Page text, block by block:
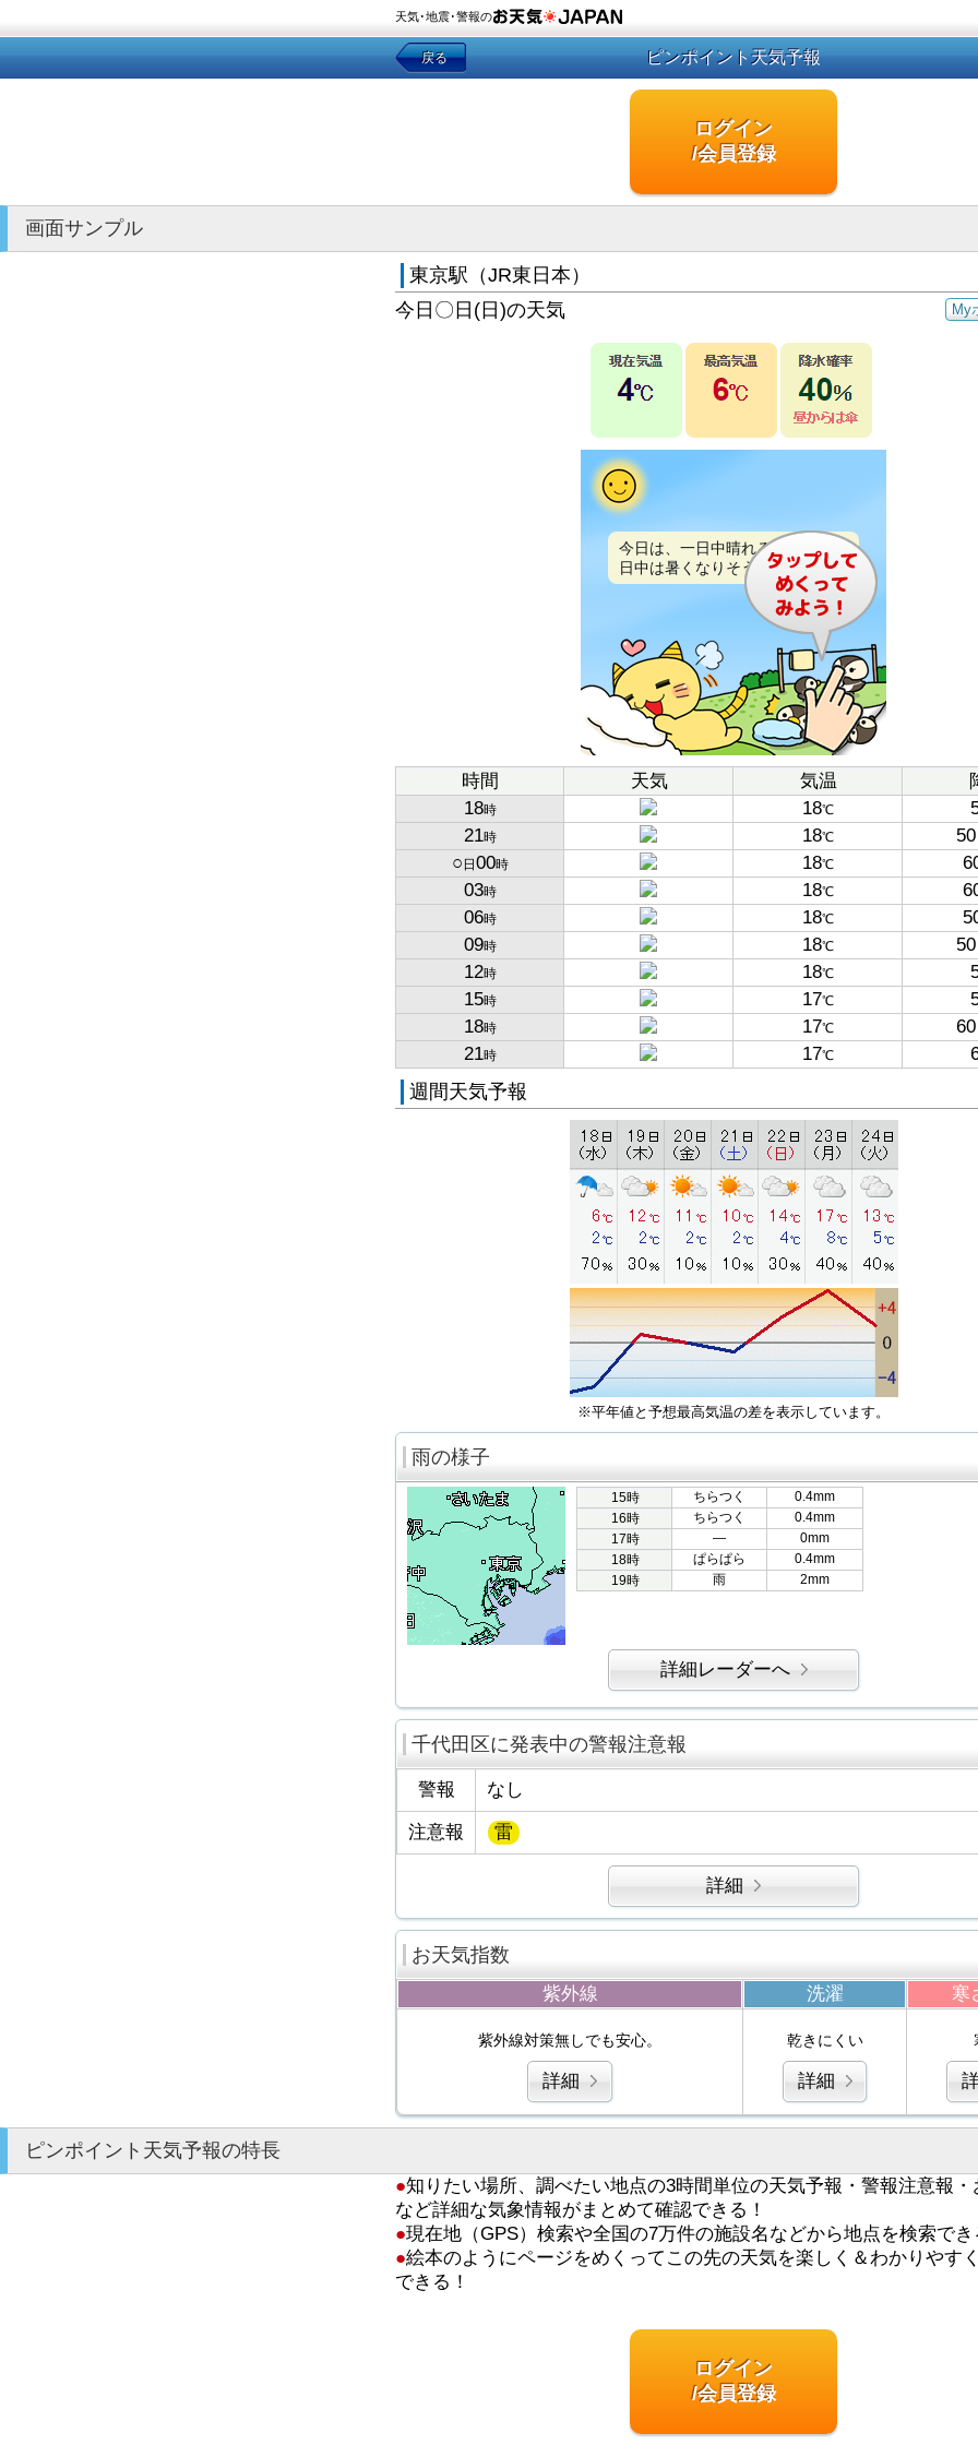
天気･地震･警報の
戻る ピンポイント天気予報
ログイン
/会員登録
画面サンプル
東京駅（JR東日本）
My
今日〇日(日)の天気
今日は、一日中晴れるでしょう。
日中は暑くなりそうです。
時間 天気 気温
18時 18℃
21時 18℃ 50
○ 日 00時 18℃
03時 18℃
06時 18℃
09時 18℃ 50
12時 18℃
15時 17℃
18時 17℃ 60
21時 17℃
週間天気予報
※平年値と予想最高気温の差を表示しています。
雨の様子
15時 ちらつく
0.4mm
16時
ちらつく
0.4mm
17時
―
0mm
18時
ぱらぱら
0.4mm
19時
雨 2mm
詳細レーダーへ
千代田区に発表中の警報注意報
警報 なし
注意報 雷
詳細
お天気指数
紫外線 洗濯 寒
紫外線対策無しでも安心。
詳細
乾きにくい
詳細
ピンポイント天気予報の特長
●知りたい場所、調べたい地点の3時間単位の天気予報・警報注意報・
など詳細な気象情報がまとめて確認できる！
●現在地（GPS）検索や全国の7万件の施設名などから地点を検索でき
●絵本のようにページをめくってこの先の天気を楽しく＆わかりやす
できる！
ログイン
/会員登録